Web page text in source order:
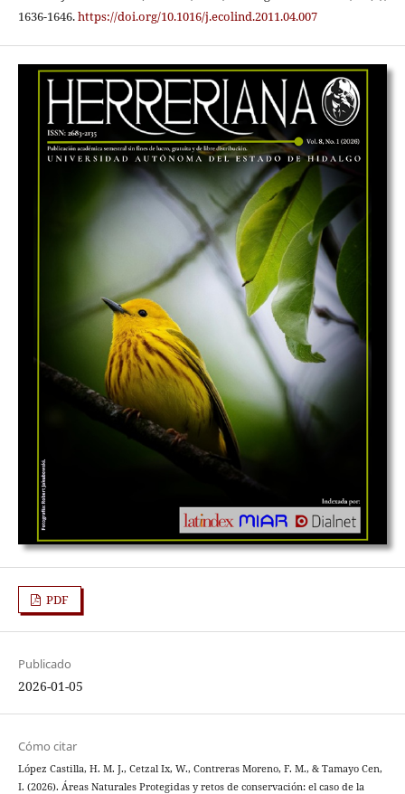
1636-1646.https://doi.org/10.1016/j.ecolind.2011.04.007
PDF
Publicado
2026-01-05
Cómo citar
López Castilla, H. M. J., Cetzal Ix, W., Contreras Moreno, F. M., & Tamayo Cen,
I. (2026). Áreas Naturales Protegidas y retos de conservación: el caso de la